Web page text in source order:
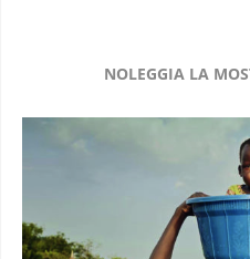
NOLEGGIA LA